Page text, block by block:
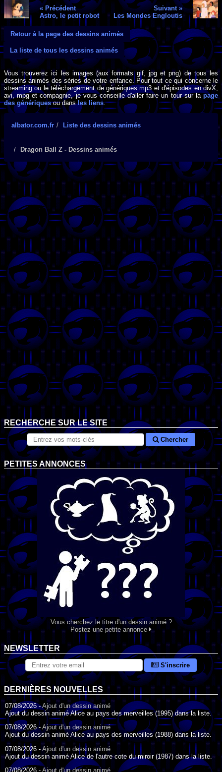
« Précédent
Astro, le petit robot
Suivant »
Les Mondes Engloutis
Retour à la page des dessins animés
La liste de tous les dessins animés
Vous trouverez ici les images (aux formats gif, jpg et png) de tous les
dessins animés des séries de votre enfance. Pour tout ce qui concerne le
streaming ou le téléchargement de génériques mp3 et d'épisodes en divX,
avi, mpg et compagnie, je vous conseille d'aller faire un tour sur lapage
des génériquesou dansles liens.
albator.com.fr Liste des dessins animés
Dragon Ball Z - Dessins animés
RECHERCHE SUR LE SITE
Chercher
PETITES ANNONCES
Vous cherchez le titre d'un dessin animé ?
Postez une petite annonce
NEWSLETTER
S'inscrire
DERNIÈRES NOUVELLES
07/08/2026 -Ajout d'un dessin animé
Ajout du dessin animé Alice au pays des merveilles (1995) dans la liste.
07/08/2026 - Ajout d'un dessin animé
Ajout du dessin animé Alice au pays des merveilles (1988) dans la liste.
07/08/2026 - Ajout d'un dessin animé
Ajout du dessin animé Alice de l'autre cote du miroir (1987) dans la liste.
07/08/2026 - Ajout d'un dessin animé